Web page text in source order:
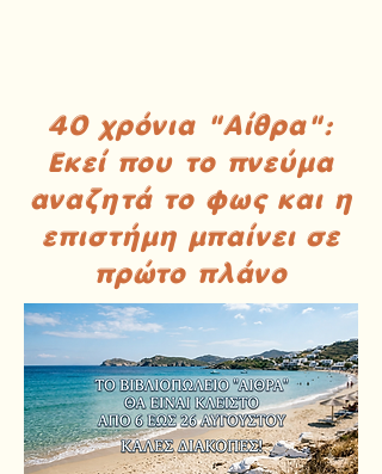
40 χρόνια "Αίθρα":
Εκεί που το πνεύμα
αναζητά το φως και η
επιστήμη μπαίνει σε
πρώτο πλάνο